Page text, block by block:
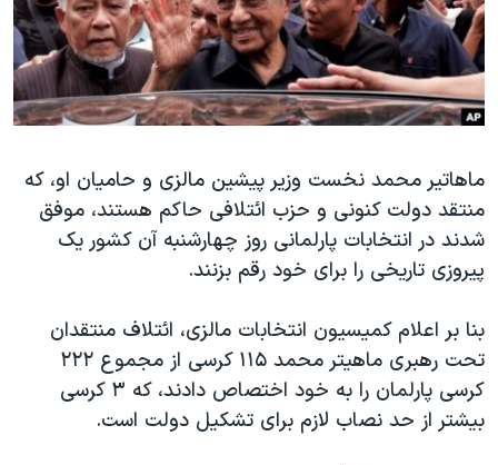
فرهنگ و زندگی
حقوق شهروندی
اقتصادی
اسرائیل در جنگ
گالری عکس
آرشیو پخش زنده
مستندها
انتخابات ریاست جمهوری آمریکا ۲۰۲۴
حمله جمهوری اسلامی به اسرائیل
ورزش زنان در ایران
اعتراضات زن، زندگی، آزادی
مجموعه مستندهای دادخواهی
دادگاه حمید نوری
چهل سال گروگان‌گیری
قانون شفافیت دارائی کادر رهبری ایران
دنبال کنید
زبانهای مختلف
ماهاتیر محمد نخست وزیر پیشین مالزی و حامیان او، که
منتقد دولت کنونی و حزب ائتلافی حاکم هستند، موفق
شدند در انتخابات پارلمانی روز چهارشنبه آن کشور یک
پیروزی تاریخی را برای خود رقم بزنند.
بنا بر اعلام کمیسیون انتخابات مالزی، ائتلاف منتقدان
تحت رهبری ماهیتر محمد ۱۱۵ کرسی از مجموع ۲۲۲
کرسی پارلمان را به خود اختصاص دادند، که ۳ کرسی
بیشتر از حد نصاب لازم برای تشکیل دولت است.